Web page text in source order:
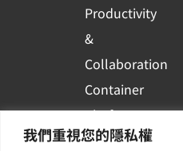
我們重視您的隱私權
Productivity
&
Collaboration
Container
Platform
Applications